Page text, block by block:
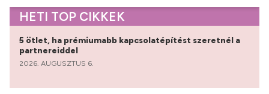
HETI TOP CIKKEK
5 ötlet, ha prémiumabb kapcsolatépítést szeretnél a
partnereiddel
2026. AUGUSZTUS 6.